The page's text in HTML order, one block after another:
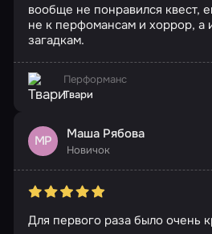
вообще не понравился квест,
не к перфомансам и хоррор, а
загадкам.
Перформанс
Твари
МР Маша Рябова
Новичок
Для первого раза было очень